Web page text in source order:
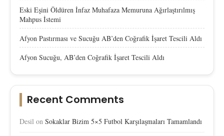
Eski Eşini Öldüren İnfaz Muhafaza Memuruna Ağırlaştırılmış
Mahpus İstemi
Afyon Pastırması ve Sucuğu AB’den Coğrafik İşaret Tescili Aldı
Afyon Sucuğu, AB’den Coğrafik İşaret Tescili Aldı
Recent Comments
Desil on Sokaklar Bizim 5×5 Futbol Karşılaşmaları Tamamlandı